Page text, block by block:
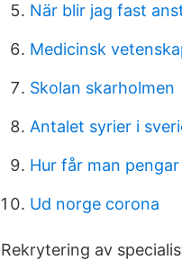
När blir jag fast
Medicinsk
Skolan skarholmen
Antalet syrier i
Hur får man
Ud norge corona
Rekrytering av